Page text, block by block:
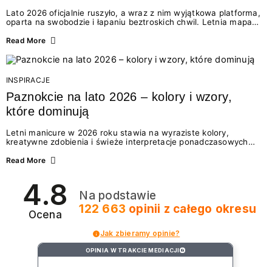
Lato 2026 oficjalnie ruszyło, a wraz z nim wyjątkowa platforma,
oparta na swobodzie i łapaniu beztroskich chwil. Letnia mapa
doświadczenia wakacji – od spontanicznych wyjazdów, przez
Motywem przewodnim jest eksplorowanie i kolekcjonowanie
letnich momentów. Z tej okazji przygotowaliśmy coś absolutnie
wyjątkowego: wielki konkurs z wakacje.pl oraz dawkę
najgorętszych trendów w...
Read More
INSPIRACJE
Paznokcie na lato 2026 – kolory i wzory,
które dominują
Letni manicure w 2026 roku stawia na wyraziste kolory,
kreatywne zdobienia i świeże interpretacje ponadczasowych
zarówno energetycznych odcieni inspirowanych wakacjami, jak
2026? Znajdź inspirację dla swojego manicure!
Read More
4.8
Ocena
Na podstawie
122 663 opinii z całego okresu
Jak zbieramy opinie?
OPINIA W TRAKCIE MEDIACJI ?